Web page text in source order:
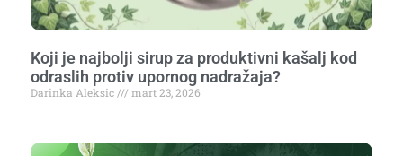
Koji je najbolji sirup za produktivni kašalj kod
odraslih protiv upornog nadražaja?
Darinka Aleksic mart 23, 2026